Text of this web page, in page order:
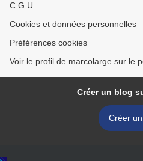
C.G.U.
Cookies et données personnelles
Préférences cookies
Voir le profil de marcolarge sur le
Créer un blog
Créer